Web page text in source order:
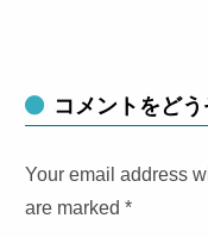
コメントをどう
Your email address
are marked*